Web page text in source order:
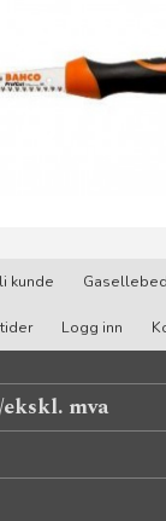
kunde
Logg inn
mva